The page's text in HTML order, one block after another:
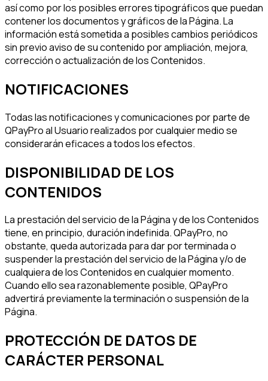
así como por los posibles errores tipográficos que puedan
contener los documentos y gráficos de la Página. La
información está sometida a posibles cambios periódicos
sin previo aviso de su contenido por ampliación, mejora,
corrección o actualización de los Contenidos.
NOTIFICACIONES
Todas las notificaciones y comunicaciones por parte de
QPayPro al Usuario realizados por cualquier medio se
considerarán eficaces a todos los efectos.
DISPONIBILIDAD DE LOS
CONTENIDOS
La prestación del servicio de la Página y de los Contenidos
tiene, en principio, duración indefinida. QPayPro, no
obstante, queda autorizada para dar por terminada o
suspender la prestación del servicio de la Página y/o de
cualquiera de los Contenidos en cualquier momento.
Cuando ello sea razonablemente posible, QPayPro
advertirá previamente la terminación o suspensión de la
Página.
PROTECCIÓN DE DATOS DE
CARÁCTER PERSONAL